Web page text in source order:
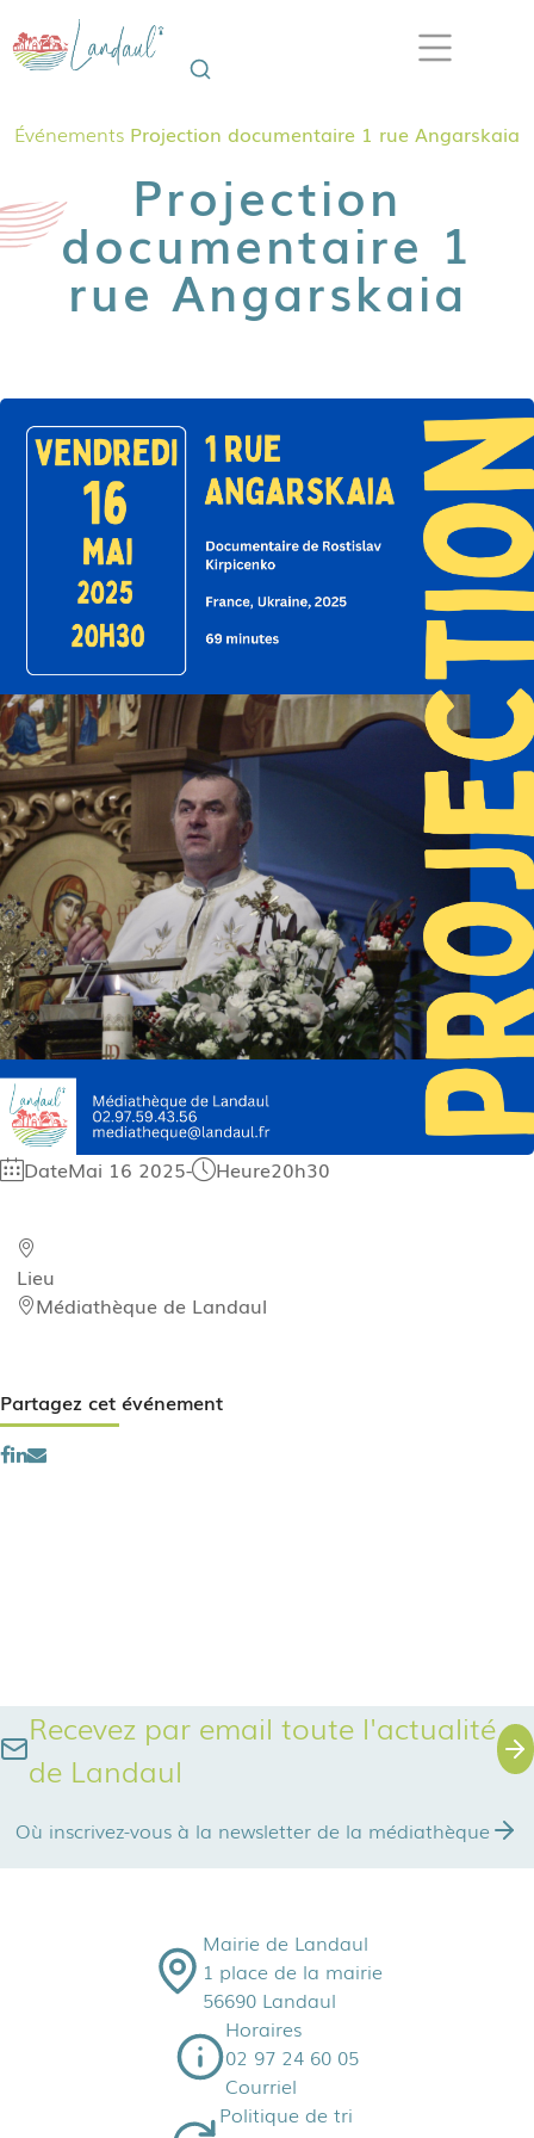
Événements Projection documentaire 1 rue Angarskaia
Projection
documentaire 1
rue Angarskaia
DateMai 16 2025- Heure20h30
Lieu
Médiathèque de Landaul
Partagez cet événement
Recevez par email toute l'actualité
de Landaul
Où inscrivez-vous à la newsletter de la médiathèque
Mairie de Landaul
1 place de la mairie
56690 Landaul
Horaires
02 97 24 60 05
Courriel
Politique de tri